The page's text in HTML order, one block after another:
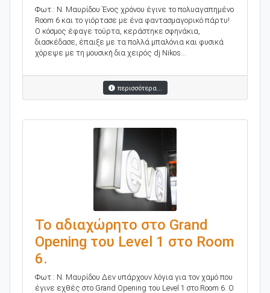
Φωτ.: Ν. Μαυρίδου Ένος χρόνου έγινε το πολυαγαπημένο
Room 6 και το γιόρτασε με ένα φαντασμαγορικό πάρτυ!
Ο κόσμος έφαγε τούρτα, κεράστηκε σφηνάκια,
διασκέδασε, έπαιξε με τα πολλά μπαλόνια και φυσικά
χόρεψε με τη μουσική δια χειρός dj Nikos...
περισσότερα...
Το αδιαχώρητο στο Grand
Opening του Level 1 στο Room
6.
Φωτ.: Ν. Μαυρίδου Δεν υπάρχουν λόγια για τον χαμό που
έγινε εχθές στο Grand Opening του Level 1 στο Room 6. Ο